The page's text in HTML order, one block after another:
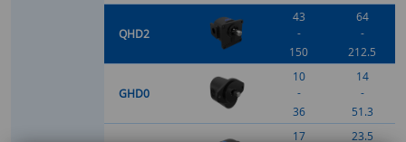
QHD2
43
-
150
64
-
212.5
GHD0
10
-
36
14
-
51.3
17
23.5